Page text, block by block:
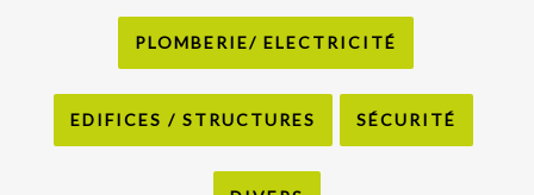
PLOMBERIE/ ELECTRICITÉ
EDIFICES / STRUCTURES SÉCURITÉ